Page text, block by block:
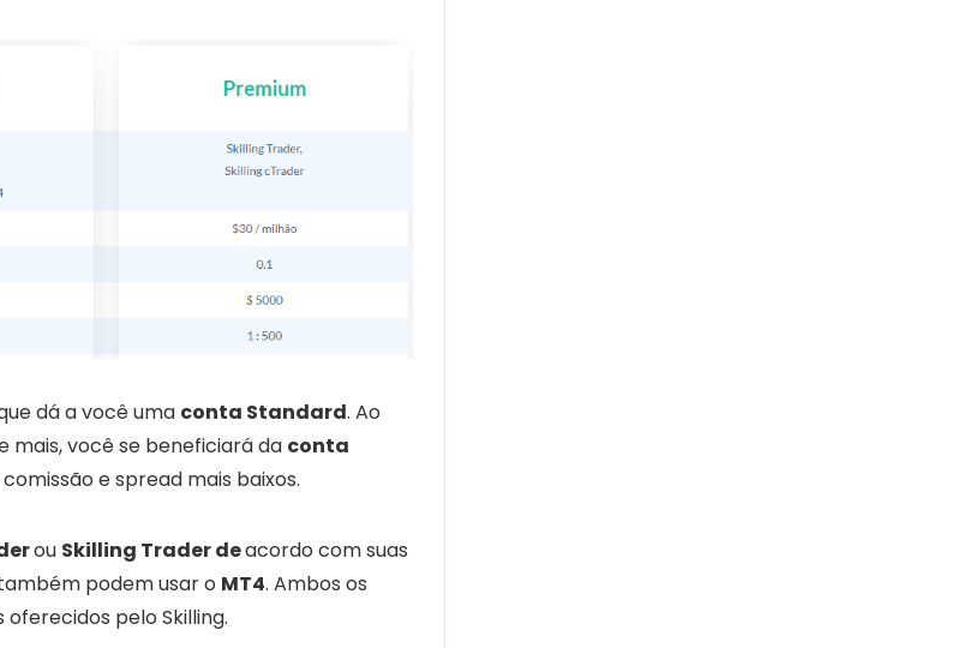
dá a você uma conta Standard. Ao
mais, você se beneficiará da conta
e spread mais baixos.
ou Skilling Trader deacordo com suas
podem usar o MT4. Ambos os
pelo Skilling.